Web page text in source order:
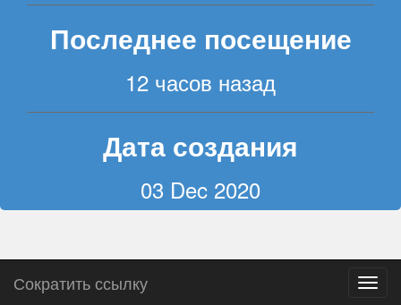
Сократить ссылку
Последнее посещение
12 часов назад
Дата создания
03 Dec 2020